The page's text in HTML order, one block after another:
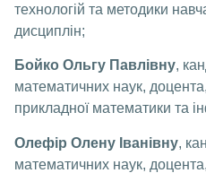
технологій та методики
дисциплін;
Бойко Ольгу Павлівну,
математичних наук,
прикладної математики та
Олефір Олену Іванівну,
математичних наук,